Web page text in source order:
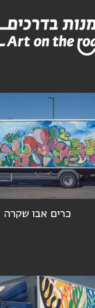
כרים אבו שקרה